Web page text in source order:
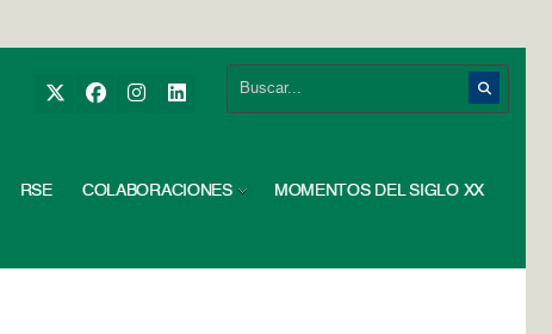
RSE COLABORACIONES MOMENTOS DEL SIGLO XX